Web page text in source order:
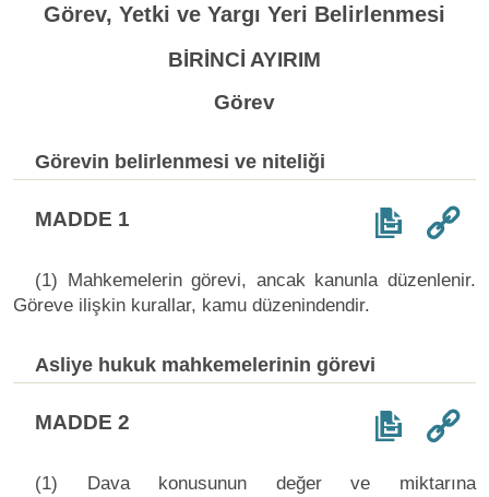
Görev, Yetki ve Yargı Yeri Belirlenmesi
BİRİNCİ AYIRIM
Görev
Görevin belirlenmesi ve niteliği
MADDE 1
(1) Mahkemelerin görevi, ancak kanunla düzenlenir.
Göreve ilişkin kurallar, kamu düzenindendir.
Asliye hukuk mahkemelerinin görevi
MADDE 2
(1) Dava konusunun değer ve miktarına